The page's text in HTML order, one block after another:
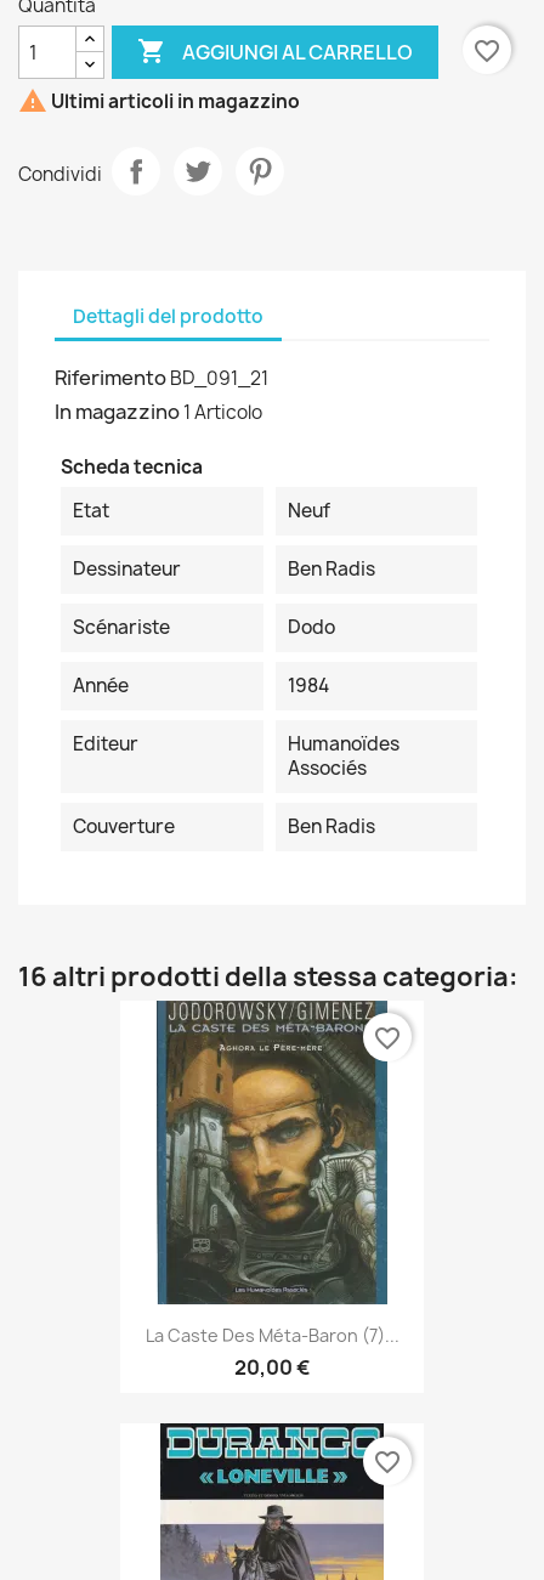
Quantità
 AGGIUNGI AL CARRELLO
favorite_border
 Ultimi articoli in magazzino
Condividi
Dettagli del prodotto
RiferimentoBD_091_21
In magazzino1 Articolo
Scheda tecnica
Etat
Neuf
Dessinateur Ben Radis
Scénariste Dodo
Année 1984
Editeur
Humanoïdes
Associés
Couverture Ben Radis
16 altri prodotti della stessa categoria:
La Caste Des Méta-Baron (7)...
20,00 €
favorite_border
favorite_border